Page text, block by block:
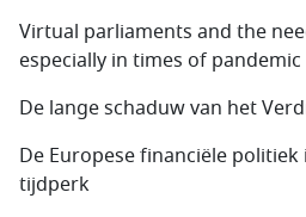
Virtual parliaments and the
especially in times of pandemic
De lange schaduw van het
De Europese financiële
tijdperk